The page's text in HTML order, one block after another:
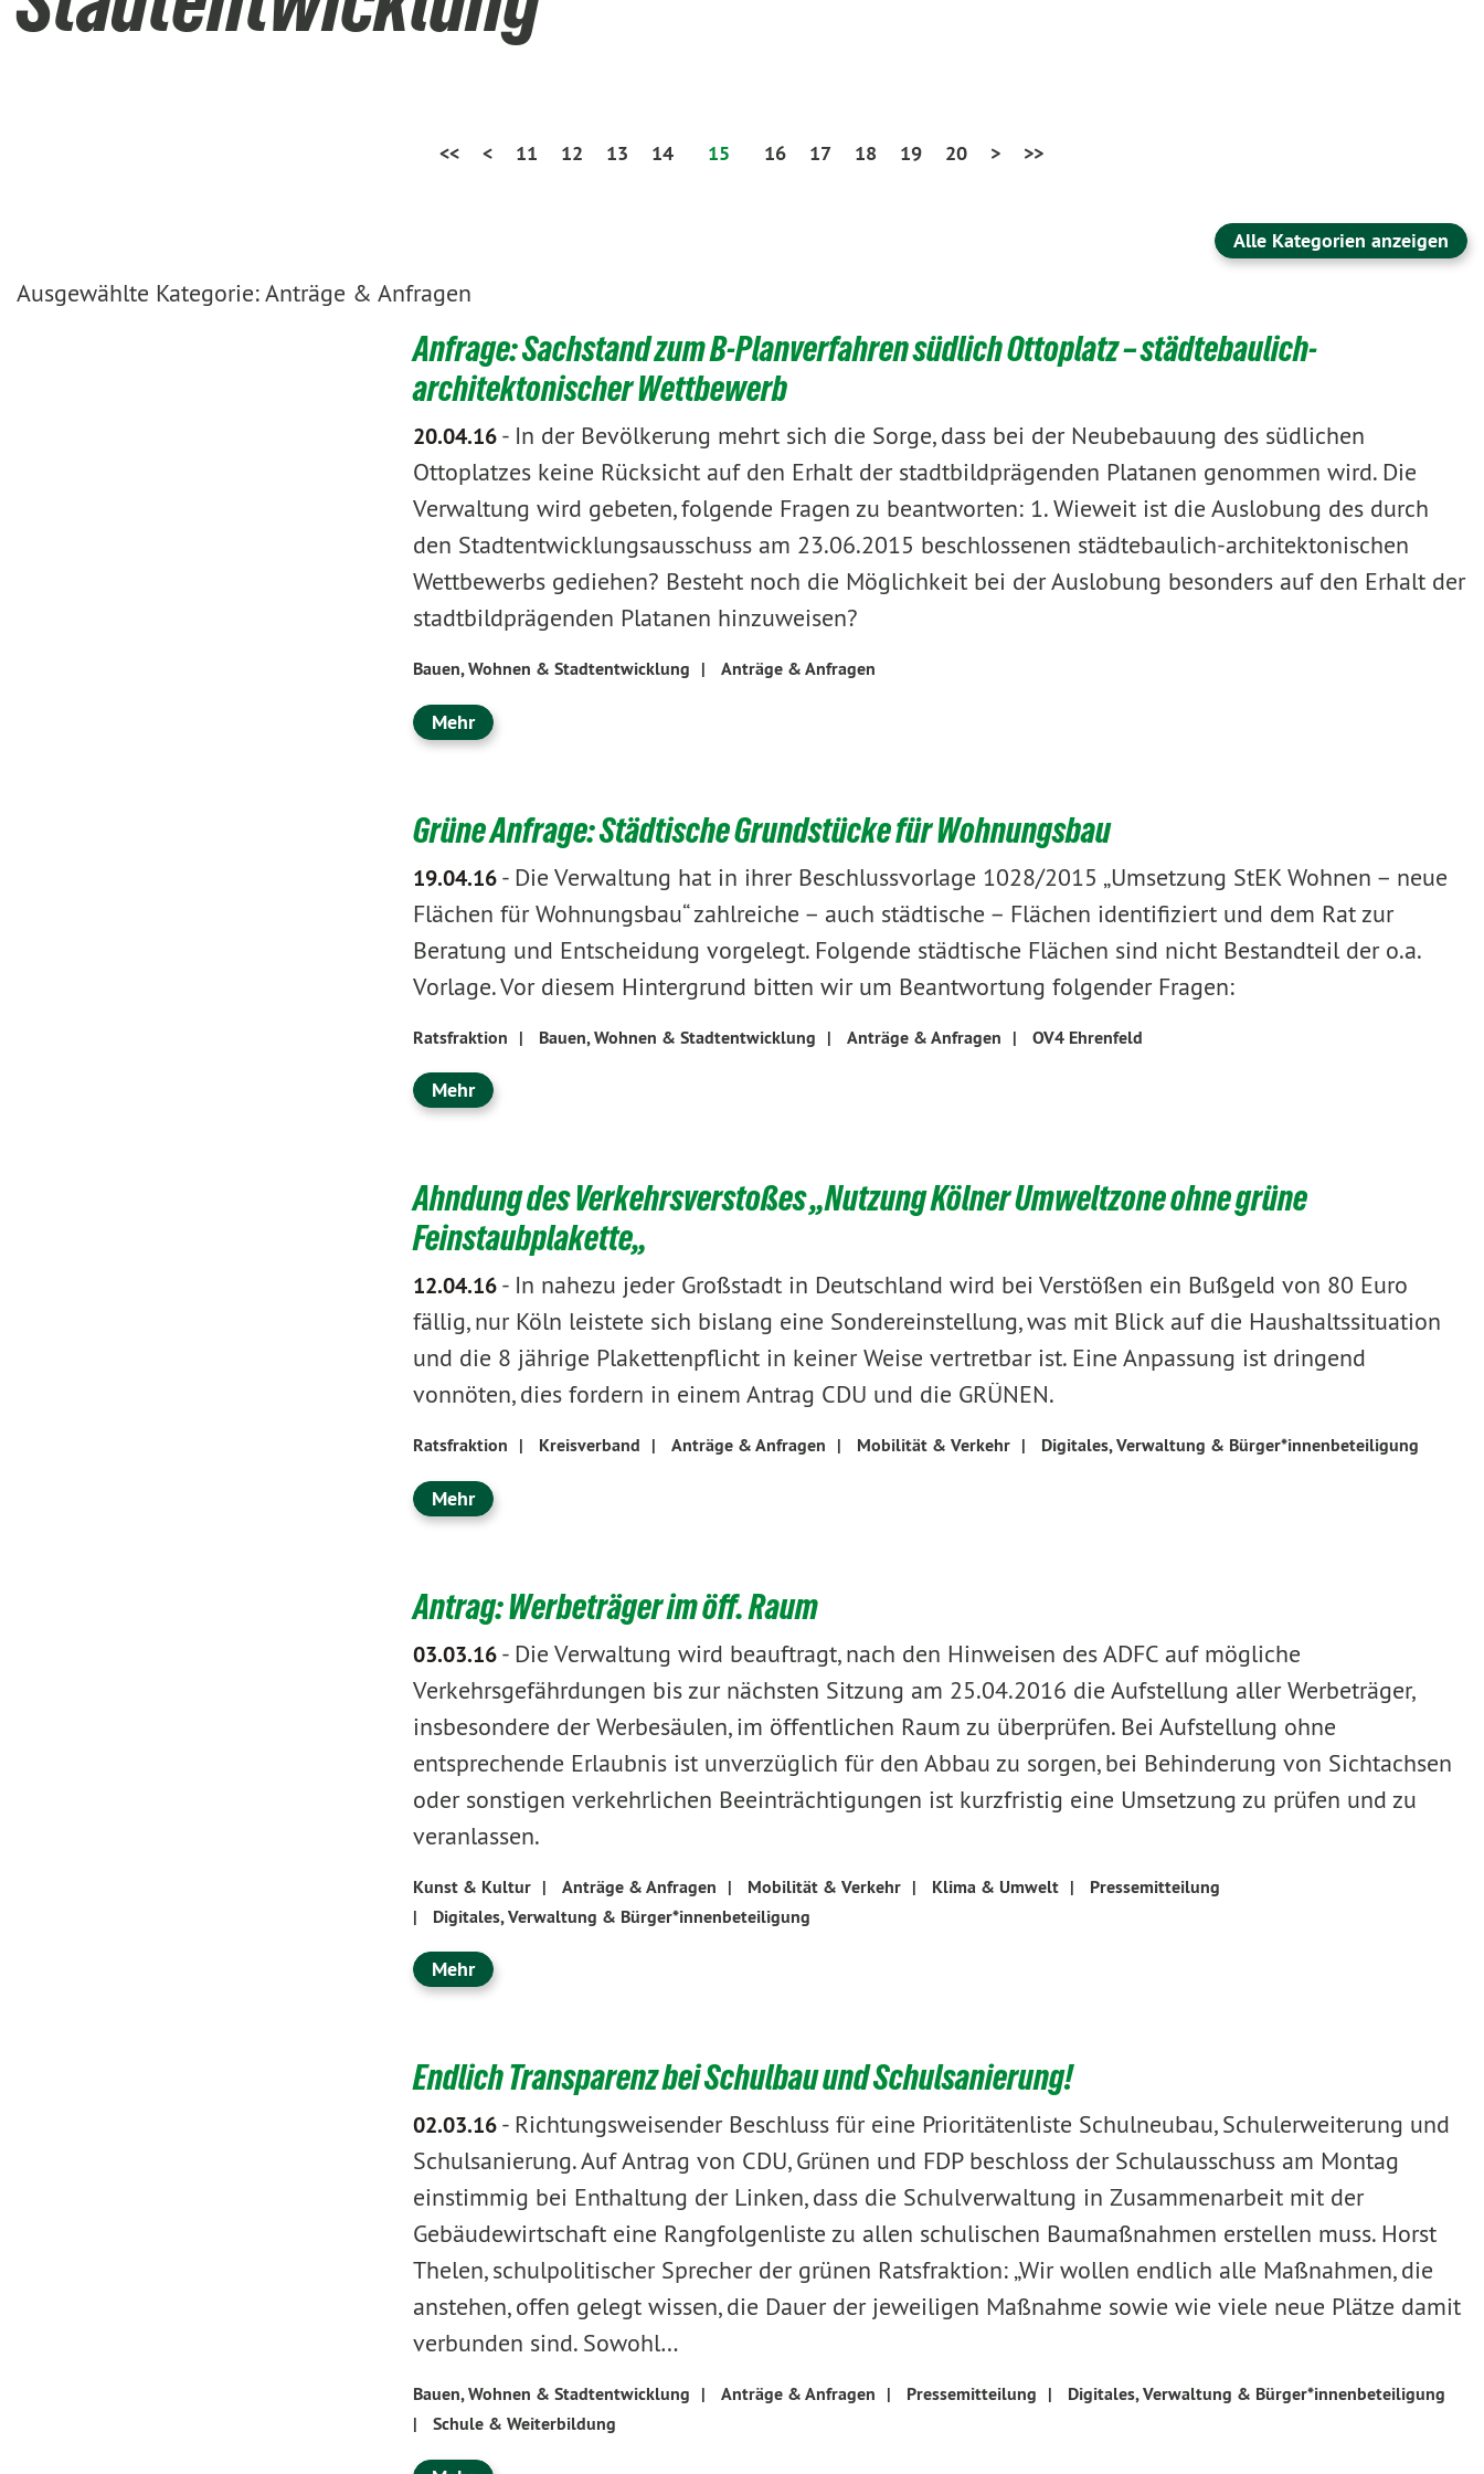
<< < 11 12 13 14 15 16 17 18 19 20 > >>
Alle Kategorien anzeigen
Ausgewählte Kategorie: Anträge & Anfragen
Anfrage: Sachstand zum B-Planverfahren südlich Ottoplatz – städtebaulich-
architektonischer Wettbewerb
20.04.16- In der Bevölkerung mehrt sich die Sorge, dass bei der Neubebauung des südlichen
Ottoplatzes keine Rücksicht auf den Erhalt der stadtbildprägenden Platanen genommen wird. Die
Verwaltung wird gebeten, folgende Fragen zu beantworten: 1. Wieweit ist die Auslobung des durch
den Stadtentwicklungsausschuss am 23.06.2015 beschlossenen städtebaulich-architektonischen
Wettbewerbs gediehen? Besteht noch die Möglichkeit bei der Auslobung besonders auf den Erhalt der
stadtbildprägenden Platanen hinzuweisen?
Bauen, Wohnen & Stadtentwicklung | Anträge & Anfragen
Mehr
Grüne Anfrage: Städtische Grundstücke für Wohnungsbau
19.04.16- Die Verwaltung hat in ihrer Beschlussvorlage 1028/2015 „Umsetzung StEK Wohnen – neue
Flächen für Wohnungsbau“ zahlreiche – auch städtische – Flächen identifiziert und dem Rat zur
Beratung und Entscheidung vorgelegt. Folgende städtische Flächen sind nicht Bestandteil der o.a.
Vorlage. Vor diesem Hintergrund bitten wir um Beantwortung folgender Fragen:
Ratsfraktion | Bauen, Wohnen & Stadtentwicklung | Anträge & Anfragen | OV4 Ehrenfeld
Mehr
Ahndung des Verkehrsverstoßes „Nutzung Kölner Umweltzone ohne grüne
Feinstaubplakette„
12.04.16- In nahezu jeder Großstadt in Deutschland wird bei Verstößen ein Bußgeld von 80 Euro
fällig, nur Köln leistete sich bislang eine Sondereinstellung, was mit Blick auf die Haushaltssituation
und die 8 jährige Plakettenpflicht in keiner Weise vertretbar ist. Eine Anpassung ist dringend
vonnöten, dies fordern in einem Antrag CDU und die GRÜNEN.
Ratsfraktion | Kreisverband | Anträge & Anfragen | Mobilität & Verkehr | Digitales, Verwaltung & Bürger*innenbeteiligung
Mehr
Antrag: Werbeträger im öff. Raum
03.03.16- Die Verwaltung wird beauftragt, nach den Hinweisen des ADFC auf mögliche
Verkehrsgefährdungen bis zur nächsten Sitzung am 25.04.2016 die Aufstellung aller Werbeträger,
insbesondere der Werbesäulen, im öffentlichen Raum zu überprüfen. Bei Aufstellung ohne
entsprechende Erlaubnis ist unverzüglich für den Abbau zu sorgen, bei Behinderung von Sichtachsen
oder sonstigen verkehrlichen Beeinträchtigungen ist kurzfristig eine Umsetzung zu prüfen und zu
veranlassen.
Kunst & Kultur | Anträge & Anfragen | Mobilität & Verkehr | Klima & Umwelt |
Pressemitteilung
|
Digitales, Verwaltung & Bürger*innenbeteiligung
Mehr
Endlich Transparenz bei Schulbau und Schulsanierung!
02.03.16- Richtungsweisender Beschluss für eine Prioritätenliste Schulneubau, Schulerweiterung und
Schulsanierung. Auf Antrag von CDU, Grünen und FDP beschloss der Schulausschuss am Montag
einstimmig bei Enthaltung der Linken, dass die Schulverwaltung in Zusammenarbeit mit der
Gebäudewirtschaft eine Rangfolgenliste zu allen schulischen Baumaßnahmen erstellen muss. Horst
Thelen, schulpolitischer Sprecher der grünen Ratsfraktion: „Wir wollen endlich alle Maßnahmen, die
anstehen, offen gelegt wissen, die Dauer der jeweiligen Maßnahme sowie wie viele neue Plätze damit
verbunden sind. Sowohl…
Bauen, Wohnen & Stadtentwicklung | Anträge & Anfragen | Pressemitteilung |
Digitales, Verwaltung & Bürger*innenbeteiligung
|
Schule & Weiterbildung